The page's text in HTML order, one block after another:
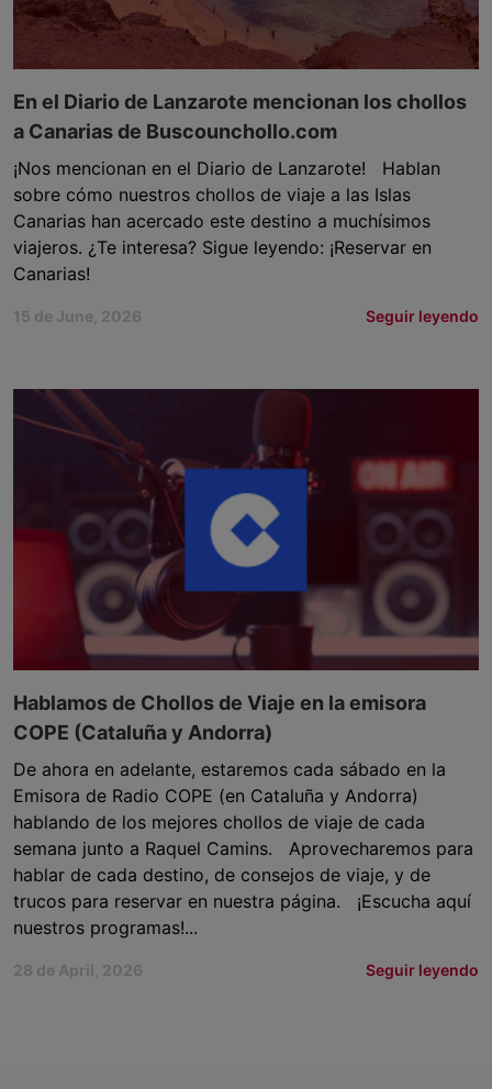
En el Diario de Lanzarote mencionan los chollos
a Canarias de Buscounchollo.com
¡Nos mencionan en el Diario de Lanzarote! Hablan
sobre cómo nuestros chollos de viaje a las Islas
Canarias han acercado este destino a muchísimos
viajeros. ¿Te interesa? Sigue leyendo: ¡Reservar en
Canarias!
15 de June, 2026 Seguir leyendo
Hablamos de Chollos de Viaje en la emisora
COPE (Cataluña y Andorra)
De ahora en adelante, estaremos cada sábado en la
Emisora de Radio COPE (en Cataluña y Andorra)
hablando de los mejores chollos de viaje de cada
semana junto a Raquel Camins. Aprovecharemos para
hablar de cada destino, de consejos de viaje, y de
trucos para reservar en nuestra página. ¡Escucha aquí
nuestros programas!...
28 de April, 2026 Seguir leyendo